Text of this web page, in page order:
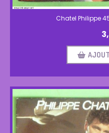
Chatel Philippe